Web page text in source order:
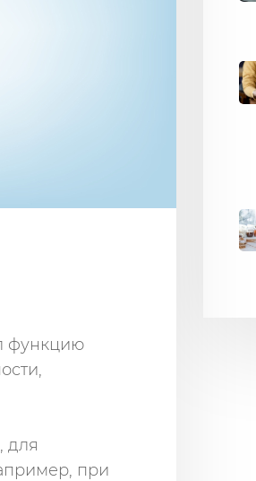
функцию
для
при